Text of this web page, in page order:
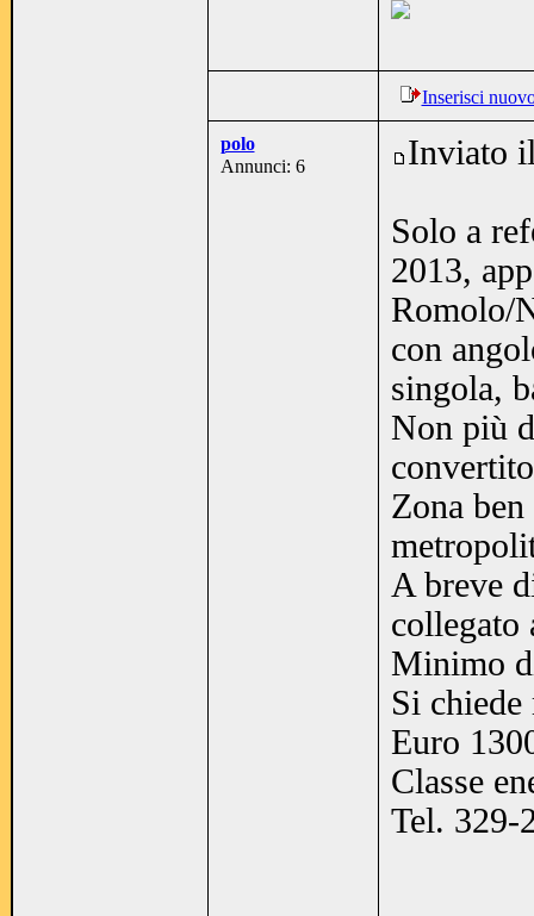
Inserisci
polo
Annunci: 6
Inviato
Solo a
2013,
Romolo/
con
singola,
Non più
Zona
A breve
collegato
Minimo
Si
Euro
Classe
Tel. 329-